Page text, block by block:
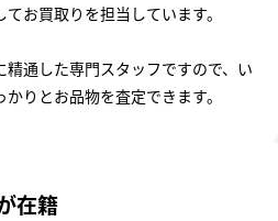
お買取りを担当しています。
通した専門スタッフですので、い
りとお品物を査定できます。
在籍